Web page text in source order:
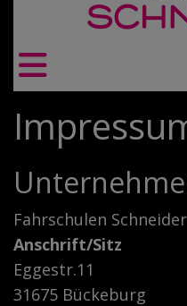
Fahrschulen Schneider
Anschrift/Sitz
Eggestr.11
31675 Bückeburg